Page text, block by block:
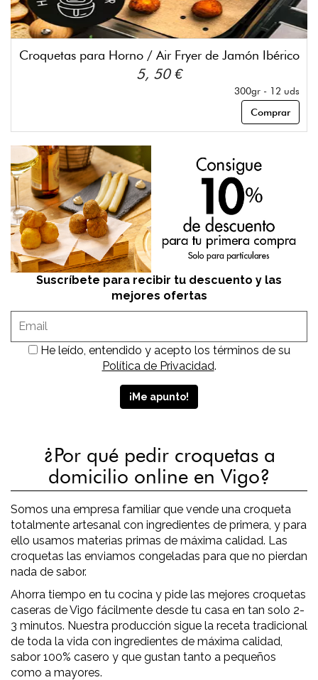
Croquetas para Horno / Air Fryer de Jamón Ibérico
5, 50 €
300gr - 12 uds
Comprar
Suscríbete para recibir tu descuento y las
mejores ofertas
He leído, entendido y acepto los términos de su
Política de Privacidad.
¿Por qué pedir croquetas a
domicilio online en Vigo?
Somos una empresa familiar que vende una croqueta
totalmente artesanal con ingredientes de primera, y para
ello usamos materias primas de máxima calidad. Las
croquetas las enviamos congeladas para que no pierdan
nada de sabor.
Ahorra tiempo en tu cocina y pide las mejores croquetas
caseras de Vigo fácilmente desde tu casa en tan solo 2-
3 minutos. Nuestra producción sigue la receta tradicional
de toda la vida con ingredientes de máxima calidad,
sabor 100% casero y que gustan tanto a pequeños
como a mayores.